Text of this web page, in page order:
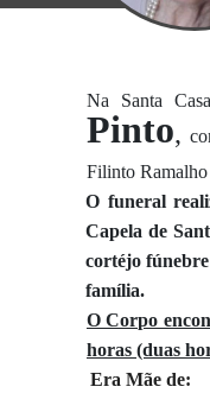
Na Santa
Pinto,
Filinto Ramalho
O funeral
Capela de
cortéjo
família.
O Corpo
horas (duas
Era Mãe de: